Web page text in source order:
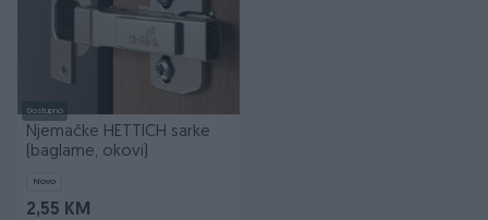
Dostupno
Njemačke HETTICH sarke
(baglame, okovi)
Novo
2,55 KM